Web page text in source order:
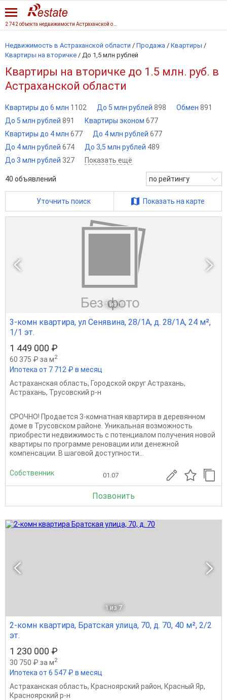
Недвижимость в Астраханской области / Продажа / Квартиры /
Квартиры на вторичке / До 1,5 млн рублей
Квартиры на вторичке до 1.5 млн. руб. в
Астраханской области
Квартиры до 6 млн 1102 До 5 млн рублей 898 Обмен 891
До 5 млн рублей 891 Квартиры эконом 677
Квартиры до 4 млн 677 До 4 млн рублей 677
До 4 млн рублей 674 До 3,5 млн рублей 489
До 3 млн рублей 327 Показать ещё
40 объявлений по рейтингу
Уточнить поиск Показать на карте
1 из 1
3-комн квартира, ул Сенявина, 28/1А, д. 28/1А, 24 м²,
1/1 эт.
1 449 000 ₽
60 375 ₽ за м2
Ипотека от 7 712 ₽ в месяц
Астраханская область, Городской округ Астрахань,
Астрахань, Трусовский р-н
СРОЧНО! Продается 3-комнатная квартира в деревянном
доме в Трусовском районе. Уникальная возможность
приобрести недвижимость с потенциалом получения новой
квартиры по программе реновации или денежной
компенсации. В шаговой доступности...
Собственник 01.07
Позвонить
1 из 7
2-комн квартира, Братская улица, 70, д. 70, 40 м², 2/2
эт.
1 230 000 ₽
30 750 ₽ за м2
Ипотека от 6 547 ₽ в месяц
Астраханская область, Красноярский район, Красный Яр,
Красноярский р-н